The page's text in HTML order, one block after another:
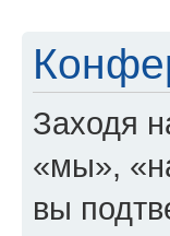
Заходя
«мы»,
вы